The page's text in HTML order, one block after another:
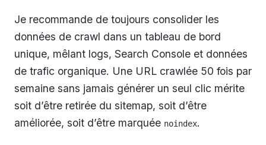
Je recommande de toujours consolider les
données de crawl dans un tableau de bord
unique, mêlant logs, Search Console et données
de trafic organique. Une URL crawlée 50 fois par
semaine sans jamais générer un seul clic mérite
soit d’être retirée du sitemap, soit d’être
améliorée, soit d’être marquée noindex.